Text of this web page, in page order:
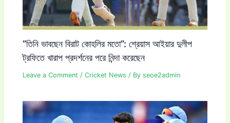
“তিনি ভাবছেন বিরাট কোহলির মতো”: শ্রেয়াস আইয়ার দুলীপ
ট্রফিতে খারাপ প্রদর্শনের পরে নিন্দা করেছেন
Leave a Comment /Cricket News / Byseoe2admin